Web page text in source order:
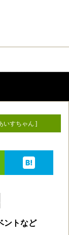
いすちゃん ]
ントなど